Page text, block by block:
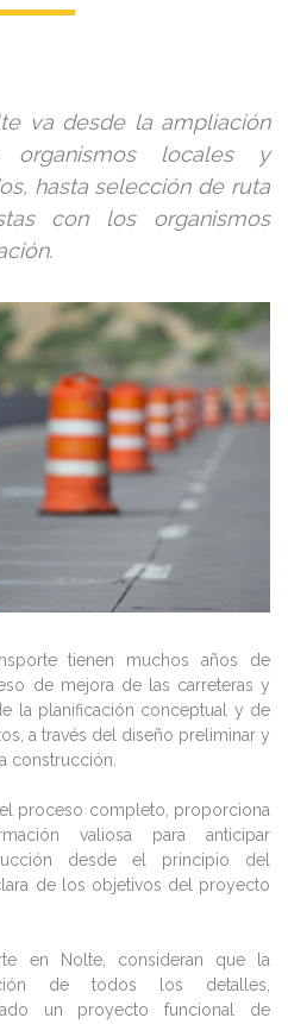
va desde la ampliación
locales y
hasta selección de ruta
con los organismos
tienen muchos años de
de mejora de las carreteras y
la planificación conceptual y de
a través del diseño preliminar y
construcción.
proceso completo, proporciona
valiosa para anticipar
desde el principio del
de los objetivos del proyecto
en Nolte, consideran que la
de todos los detalles,
un proyecto funcional de